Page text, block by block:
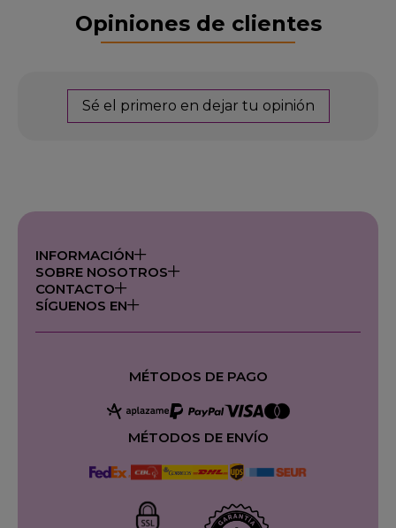
Opiniones de clientes
Sé el primero en dejar tu opinión
INFORMACIÓN
SOBRE NOSOTROS
CONTACTO
SÍGUENOS EN
MÉTODOS DE PAGO
MÉTODOS DE ENVÍO